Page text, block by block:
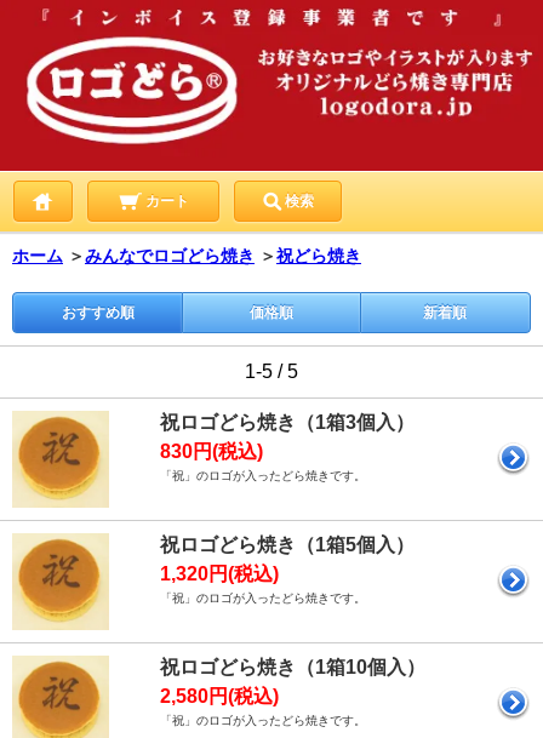
カート 検索
ホーム ＞みんなでロゴどら焼き ＞祝どら焼き
おすすめ順 価格順 新着順
1-5 / 5
祝ロゴどら焼き（1箱3個入）
830円(税込)
「祝」のロゴが入ったどら焼きです。
祝ロゴどら焼き（1箱5個入）
1,320円(税込)
「祝」のロゴが入ったどら焼きです。
祝ロゴどら焼き（1箱10個入）
2,580円(税込)
「祝」のロゴが入ったどら焼きです。